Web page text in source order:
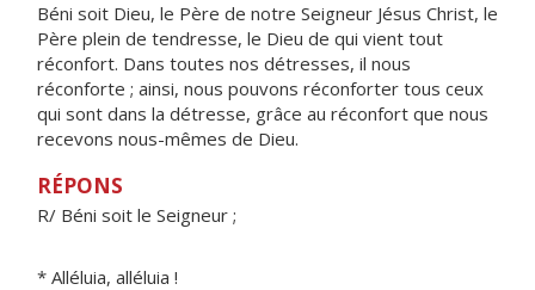
Béni soit Dieu, le Père de notre Seigneur Jésus Christ, le
Père plein de tendresse, le Dieu de qui vient tout
réconfort. Dans toutes nos détresses, il nous
réconforte ; ainsi, nous pouvons réconforter tous ceux
qui sont dans la détresse, grâce au réconfort que nous
recevons nous-mêmes de Dieu.
RÉPONS
R/ Béni soit le Seigneur ;
* Alléluia, alléluia !